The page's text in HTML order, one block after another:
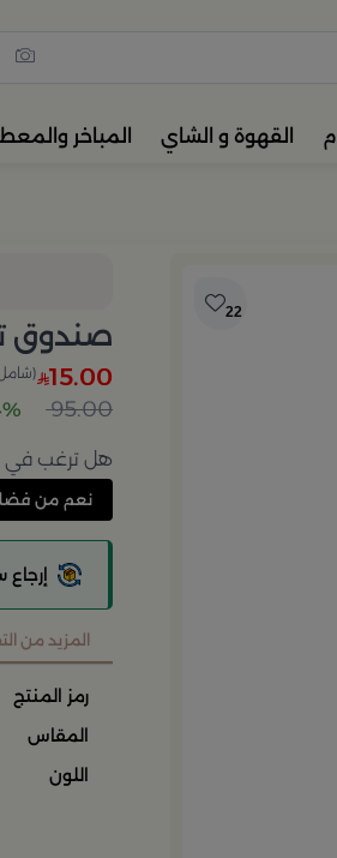
أدوات
القهوة و الشاي المباخر
22
صندوق
15.00 (شامل
95.00
هل ترغب في
نعم من
المزيد من
رمز المنتج
المقاس
اللون